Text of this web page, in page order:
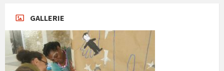
GALLERIE